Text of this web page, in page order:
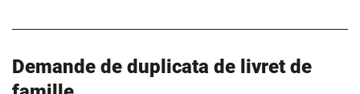
Demande de duplicata de livret de